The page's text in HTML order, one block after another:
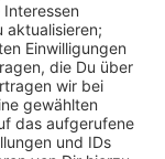
am
Öffnungszeit.
verzichten.
sie nachts
Zonen